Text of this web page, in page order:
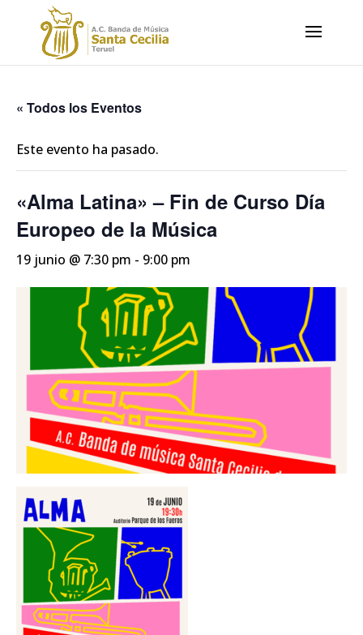
« Todos los Eventos
Este evento ha pasado.
«Alma Latina» – Fin de Curso Día
Europeo de la Música
19 junio @ 7:30 pm - 9:00 pm